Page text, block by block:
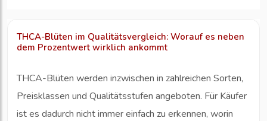
THCA-Blüten im Qualitätsvergleich: Worauf es neben
dem Prozentwert wirklich ankommt
THCA-Blüten werden inzwischen in zahlreichen Sorten,
Preisklassen und Qualitätsstufen angeboten. Für Käufer
ist es dadurch nicht immer einfach zu erkennen, worin